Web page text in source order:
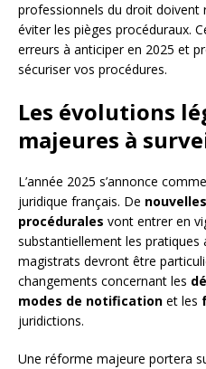
professionnels du droit doivent
éviter les pièges procéduraux.
erreurs à anticiper en 2025 et
sécuriser vos procédures.
Les évolutions
majeures à
L’année 2025 s’annonce
juridique français. De
procédurales vont entrer en
substantiellement les pratiques
magistrats devront être
changements concernant les
modes de notification et les
juridictions.
Une réforme majeure portera